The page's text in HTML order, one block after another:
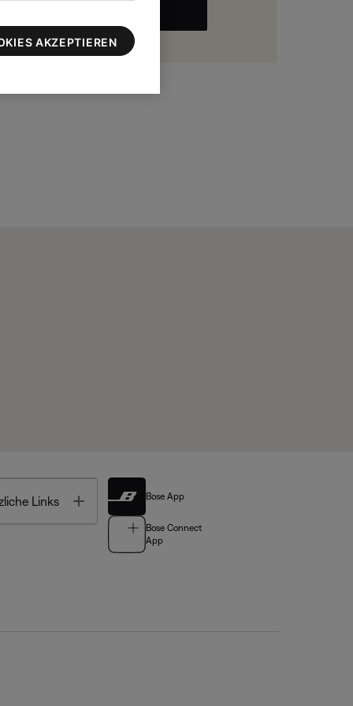
Links Toggle Bose App
Bose Connect
App
AKZEPTIEREN